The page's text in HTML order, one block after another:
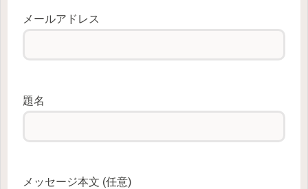
メールアドレス
題名
メッセージ本文 (任意)